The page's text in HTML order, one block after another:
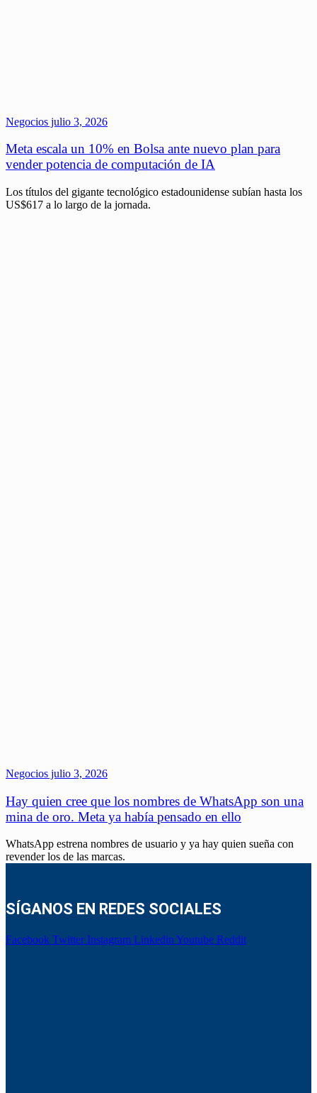
Negocios julio 3, 2026
Meta escala un 10% en Bolsa ante nuevo plan para
vender potencia de computación de IA
Los títulos del gigante tecnológico estadounidense subían hasta los
US$617 a lo largo de la jornada.
Negocios julio 3, 2026
Hay quien cree que los nombres de WhatsApp son una
mina de oro. Meta ya había pensado en ello
WhatsApp estrena nombres de usuario y ya hay quien sueña con
revender los de las marcas.
SÍGANOS EN REDES SOCIALES
Facebook Twitter Instagram LinkedinYoutube Reddit